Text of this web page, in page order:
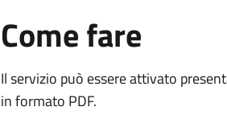
Come fare
Il servizio può essere attivato
in formato PDF.